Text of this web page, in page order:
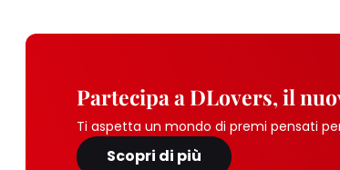
Partecipa a DLovers, il
Ti aspetta un mondo di premi pensati
Scopri di più